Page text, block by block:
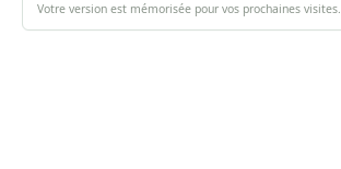
Votre version est mémorisée pour vos prochaines visites.